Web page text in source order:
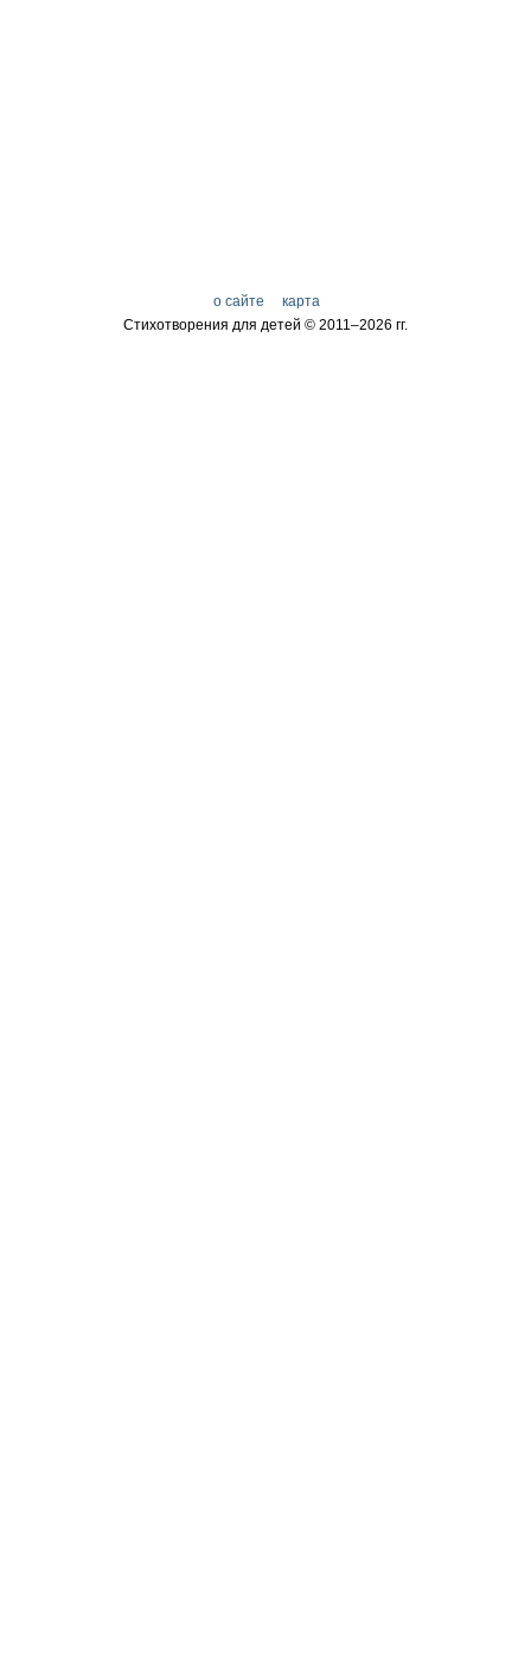
о сайте
карта
Стихотворения для детей © 2011–2026 гг.